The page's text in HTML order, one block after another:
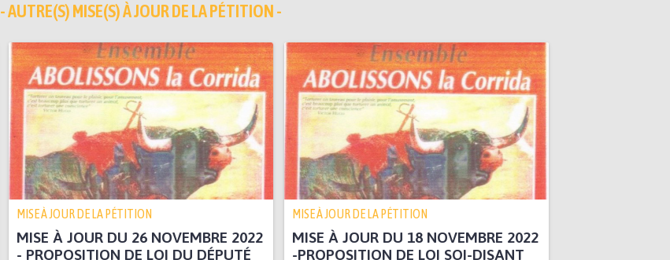
- AUTRE(S) MISE(S) À JOUR DE LA PÉTITION -
MISE À JOUR DE LA PÉTITION
MISE À JOUR DU 26 NOVEMBRE 2022
- PROPOSITION DE LOI DU DÉPUTÉ
MISE À JOUR DE LA PÉTITION
MISE À JOUR DU 18 NOVEMBRE 2022
-PROPOSITION DE LOI SOI-DISANT